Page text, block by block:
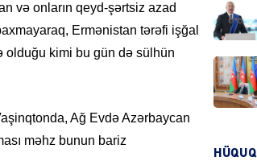
və onların qeyd-şərtsiz azad
Ermənistan tərəfi işğal
olduğu kimi bu gün də sülhün
Ağ Evdə Azərbaycan
məhz bunun bariz
XARİCİ
HÜQUQ